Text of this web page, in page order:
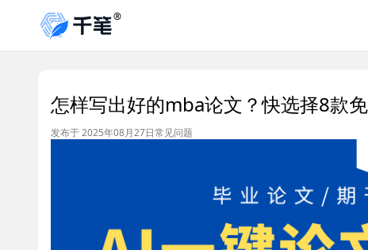
怎样写出好的mba论文？快选择8款
发布于 2025年08月27日常见问题